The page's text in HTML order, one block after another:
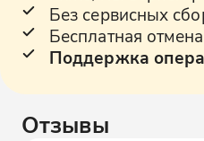
Без сервисных
Бесплатная
Поддержка
Отзывы